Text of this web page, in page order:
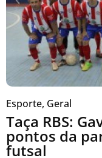
Esporte, Geral
Taça RBS:
pontos da
futsal